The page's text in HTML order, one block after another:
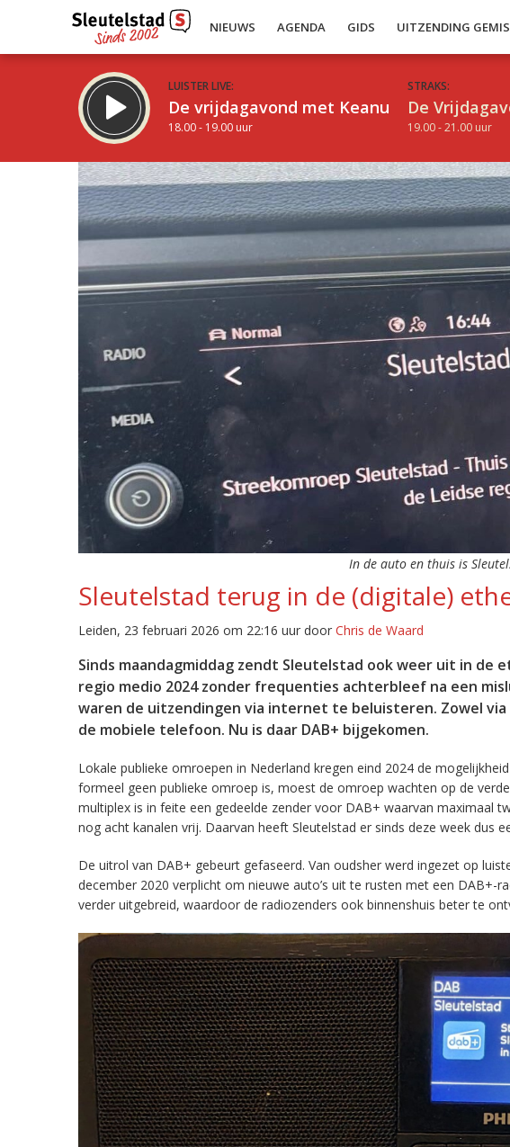
NIEUWS AGENDA GIDS UITZENDING
LUISTER LIVE:
De vrijdagavond met Keanu
18.00 - 19.00 uur
STRAKS:
De
19.00 - 21.00 uur
In de auto en thuis is
Sleutelstad terug in de (digitale)
Leiden, 23 februari 2026 om 22:16 uur door Chris de Waard
Sinds maandagmiddag zendt Sleutelstad ook weer uit in de
regio medio 2024 zonder frequenties achterbleef na een
waren de uitzendingen via internet te beluisteren. Zowel
de mobiele telefoon. Nu is daar DAB+ bijgekomen.
Lokale publieke omroepen in Nederland kregen eind 2024 de
formeel geen publieke omroep is, moest de omroep wachten op de
multiplex is in feite een gedeelde zender voor DAB+ waarvan maximaal
nog acht kanalen vrij. Daarvan heeft Sleutelstad er sinds deze week dus
De uitrol van DAB+ gebeurt gefaseerd. Van oudsher werd ingezet op
december 2020 verplicht om nieuwe auto’s uit te rusten met een DAB+-
verder uitgebreid, waardoor de radiozenders ook binnenshuis beter te